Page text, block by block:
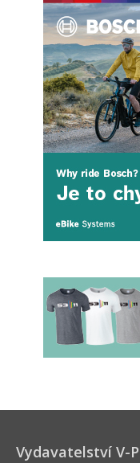
Vydavatelství V-